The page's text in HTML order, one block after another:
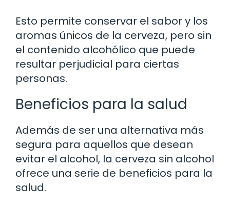
Esto permite conservar el sabor y los
aromas únicos de la cerveza, pero sin
el contenido alcohólico que puede
resultar perjudicial para ciertas
personas.
Beneficios para la salud
Además de ser una alternativa más
segura para aquellos que desean
evitar el alcohol, la cerveza sin alcohol
ofrece una serie de beneficios para la
salud.